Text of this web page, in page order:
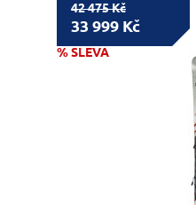
42 475 Kč
33 999 Kč
% SLEVA